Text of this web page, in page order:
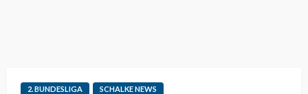
2. BUNDESLIGA SCHALKE NEWS